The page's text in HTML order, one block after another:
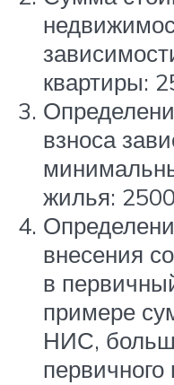
квартиры:
взноса
жилья:
внесения
в
примере
НИС,
первичного